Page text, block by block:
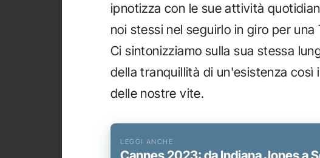
ipnotizza con le sue attività
noi stessi nel seguirlo in giro per
Ci sintonizziamo sulla sua stessa
della tranquillità di un'esistenza così
delle nostre vite.